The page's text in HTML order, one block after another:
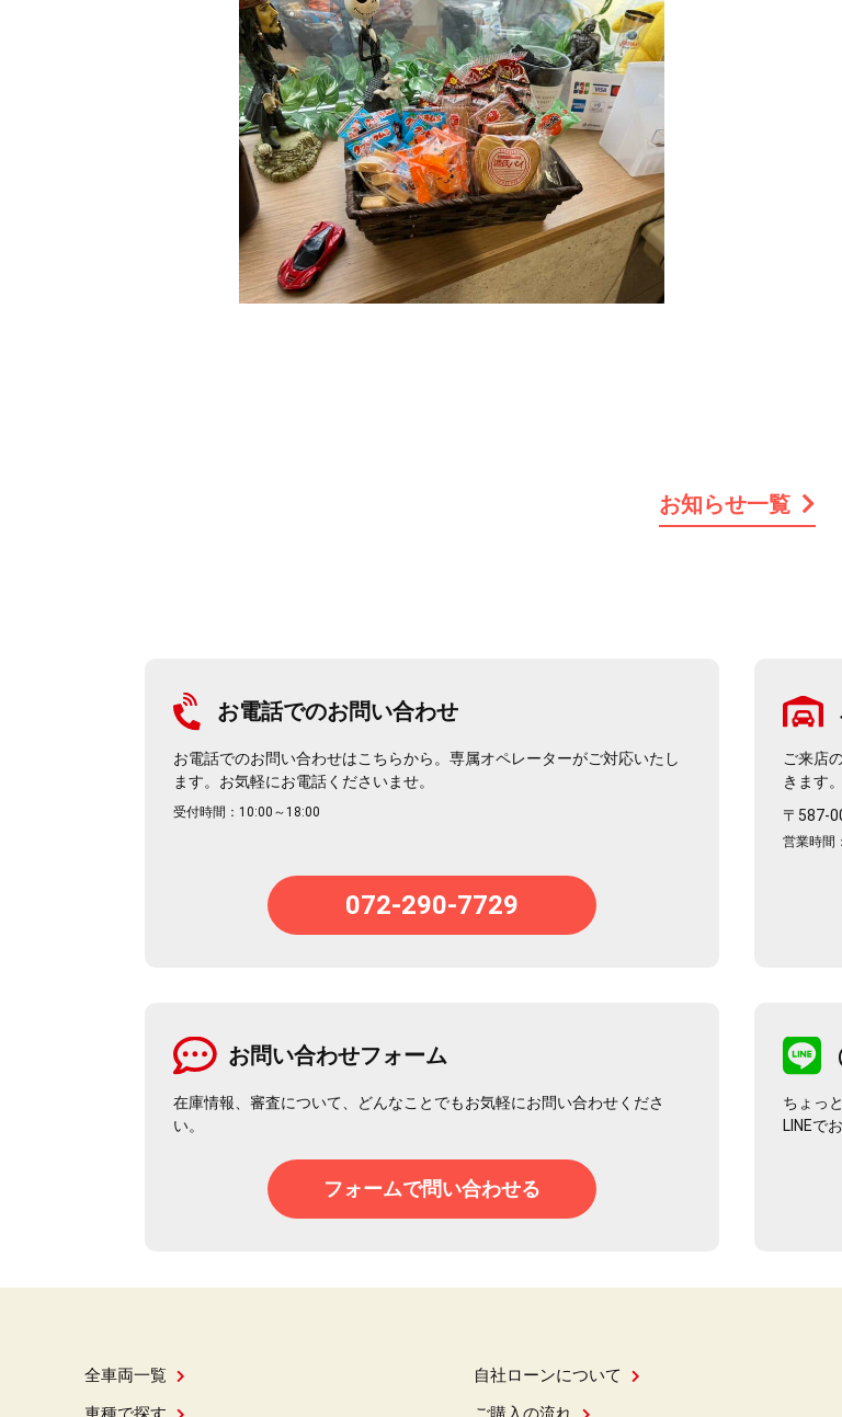
お知らせ一覧
お電話でのお問い合わせ
お電話でのお問い合わせはこちらから。専属オペレーターがご対応いたし
ます。お気軽にお電話くださいませ。
受付時間：10:00～18:00
072-290-7729
ご来店
きます。
〒587-
営業時間
お問い合わせフォーム
在庫情報、審査について、どんなことでもお気軽にお問い合わせくださ
い。
フォームで問い合わせる
ちょっ
LINEで
全車両一覧
自社ローンについて